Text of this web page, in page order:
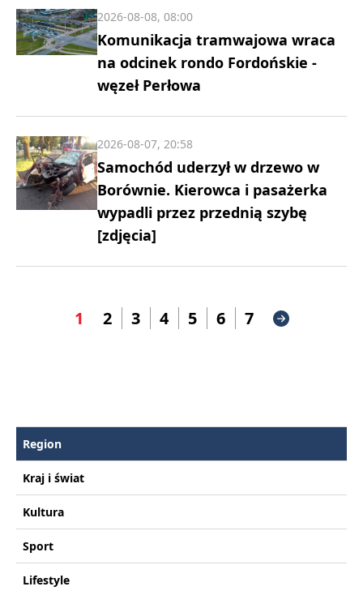
Komunikacja tramwajowa wraca
na odcinek rondo Fordońskie -
węzeł Perłowa
2026-08-08, 08:00
Samochód uderzył w drzewo w
Borównie. Kierowca i pasażerka
wypadli przez przednią szybę
[zdjęcia]
2026-08-07, 20:58
1 2 3 4 5 6 7
Region
Kraj i świat
Kultura
Sport
Lifestyle